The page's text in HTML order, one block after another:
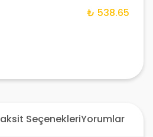
₺ 538.65
SeçenekleriYorumlar